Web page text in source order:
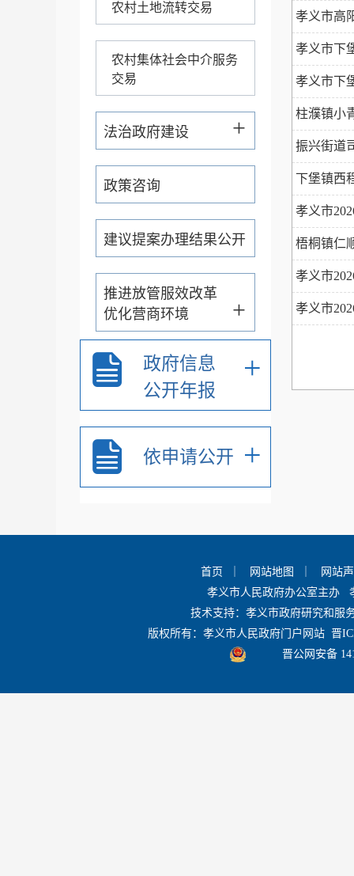
农村土地流转交易
农村集体社会中介服务
交易
法治政府建设 +
政策咨询
建议提案办理结果公开
推进放管服效改革
优化营商环境
+
财政信息 +
征地信息公开
规划计划
统计公报及指标
政府信息
公开年报
+
依申请公开 +
孝义市高
孝义市下
孝义市下
柱濮镇小
振兴街道
下堡镇西
孝义市
工程中标
梧桐镇仁
孝义市
程招标控
孝义市
首页 网站地图
网站
孝义市人民政府办公室主办
技术支持：孝义市政府研究和
版权所有：孝义市人民政府门户网站晋
晋公网安备